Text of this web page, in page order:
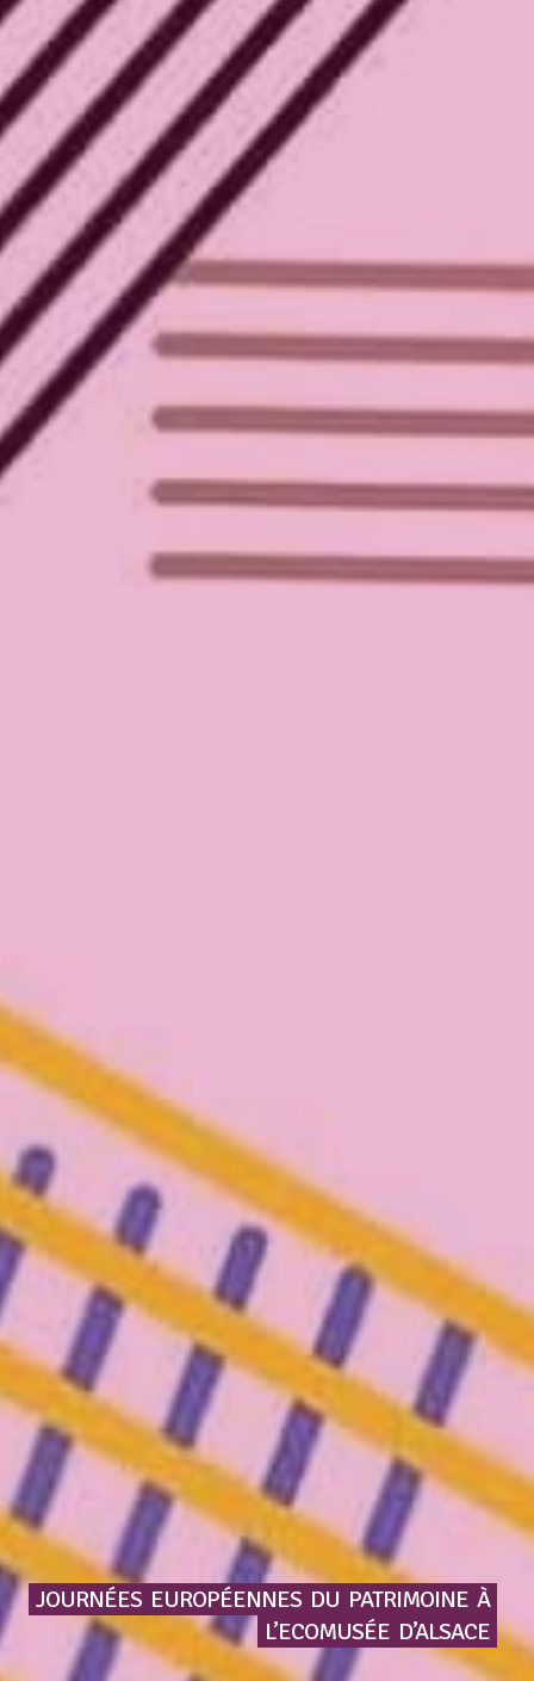
JOURNÉES EUROPÉENNES DU PATRIMOINE À
L’ECOMUSÉE D’ALSACE